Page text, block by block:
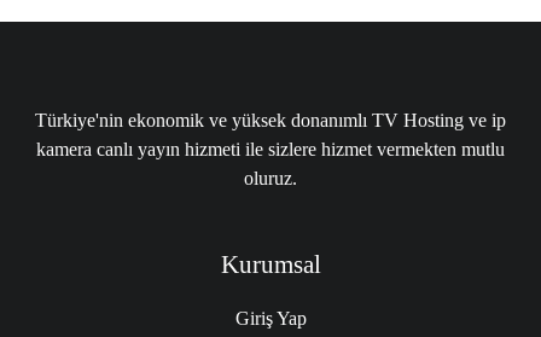
Türkiye'nin ekonomik ve yüksek donanımlı TV Hosting ve ip
kamera canlı yayın hizmeti ile sizlere hizmet vermekten mutlu
oluruz.
Kurumsal
Giriş Yap